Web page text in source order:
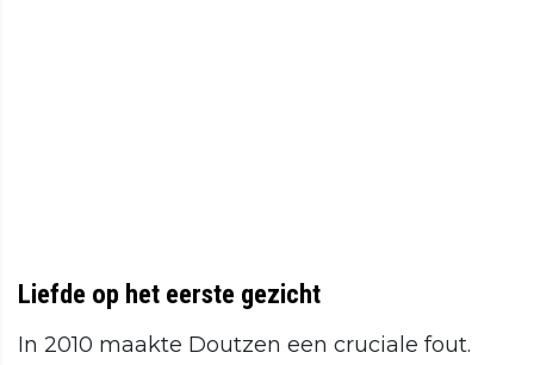
Liefde op het eerste gezicht
In 2010 maakte Doutzen een cruciale fout.